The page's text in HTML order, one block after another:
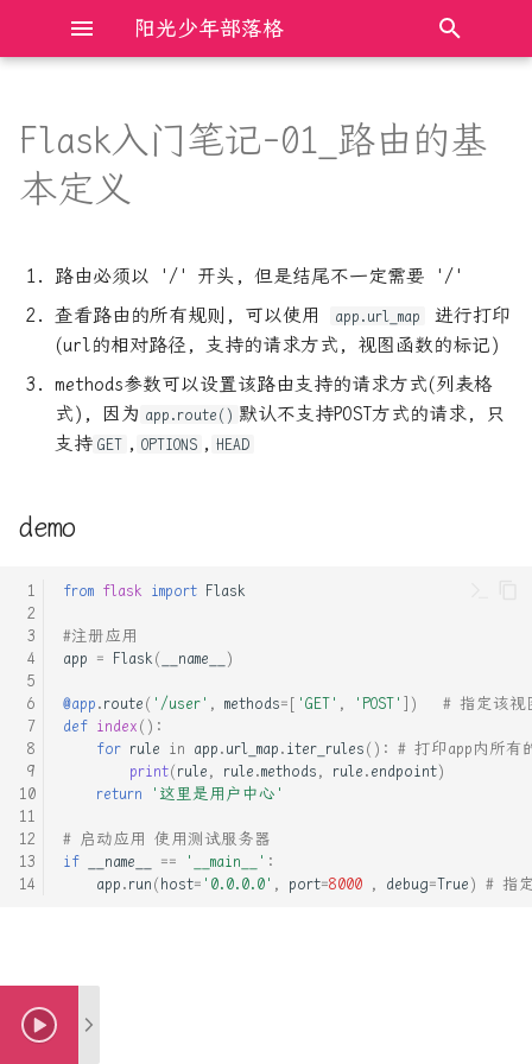
阳光少年部落格
demo
Electron前端框架完全入门
JavaScript中的new和原型原
型链
JavaScript程序设计语言完全
入门
VUE前端框架完全入门
es6模板字符串和新增方法
html-css:浮动_清除浮动
html_css完全入门
js实现 有限状态自动机 实现
的词法分析器
typecho的handsome主题设置
播放器的自动隐藏
Bochs模拟器 时钟clock设置
Mac 快速安装adb
OneinStack 安装nginx, 并配
PY_JS 单元素字典简便获取
Py快速识别文本编码_去除标
签获得文本
Ubuntu16.04安装生产环境
bocsh安装指南, 必看, 这个
软件有坑
centos5.8的配置yum和epel
centos安装docker, 并在
docker 安装宝塔以及ssh服务
AXI总线总结
C++与Rust操作裸指针的比较
Linux下动态链接库版本管理
Linux共享内存最透彻的一篇
Rust - MaybeUninit未初始化
内存
Rust Async: Pin概念解析
Rust Runtime 与 ABI
Rust std-any 模块详解
Rust 中的型变
Rust 之不可为-滥用getter
什么是双花攻击
通达信中SMA等函数与注释说
明不符的探究
Flask入门笔记-01_路由的基
本定义
路由必须以 '/' 开头, 但是结尾不一定需要 '/'
查看路由的所有规则, 可以使用
app.url_map
进行打印
(url的相对路径, 支持的请求方式, 视图函数的标记)
methods参数可以设置该路由支持的请求方式(列表格
式), 因为 app.route() 默认不支持POST方式的请求, 只
支持 GET , OPTIONS , HEAD
demo
from flask import Flask
#注册应用
app = Flask( __name__ )
@app.route( '/user' , methods=[ 'GET' , 'POST' ])
# 指定该视
def index():
for rule in app.url_map.iter_rules(): # 打印app内所有
print(rule, rule.methods, rule.endpoint)
return
'这里是用户中心'
# 启动应用 使用测试服务器
if
__name__ == '__main__' :
app.run(host= '0.0.0.0' , port=8000 , debug=True) # 指